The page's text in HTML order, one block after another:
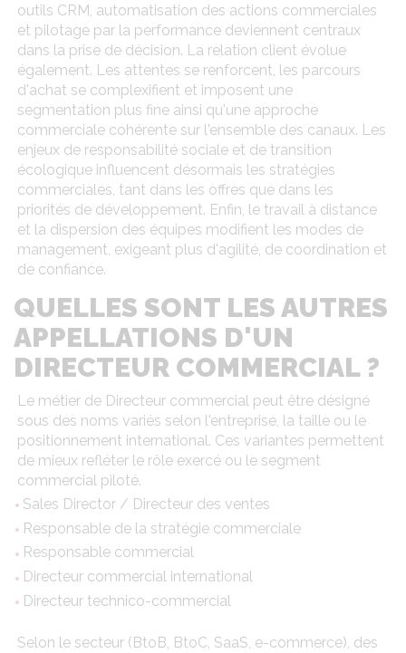
outils CRM, automatisation des actions commerciales
et pilotage par la performance deviennent centraux
dans la prise de décision. La relation client évolue
également. Les attentes se renforcent, les parcours
d'achat se complexifient et imposent une
segmentation plus fine ainsi qu'une approche
commerciale cohérente sur l'ensemble des canaux. Les
enjeux de responsabilité sociale et de transition
écologique influencent désormais les stratégies
commerciales, tant dans les offres que dans les
priorités de développement. Enfin, le travail à distance
et la dispersion des équipes modifient les modes de
management, exigeant plus d'agilité, de coordination et
de confiance.
QUELLES SONT LES AUTRES
APPELLATIONS D'UN
DIRECTEUR COMMERCIAL ?
Le métier de Directeur commercial peut être désigné
sous des noms variés selon l'entreprise, la taille ou le
positionnement international. Ces variantes permettent
de mieux refléter le rôle exercé ou le segment
commercial piloté.
Sales Director / Directeur des ventes
Responsable de la stratégie commerciale
Responsable commercial
Directeur commercial international
Directeur technico-commercial
Selon le secteur (BtoB, BtoC, SaaS, e-commerce), des